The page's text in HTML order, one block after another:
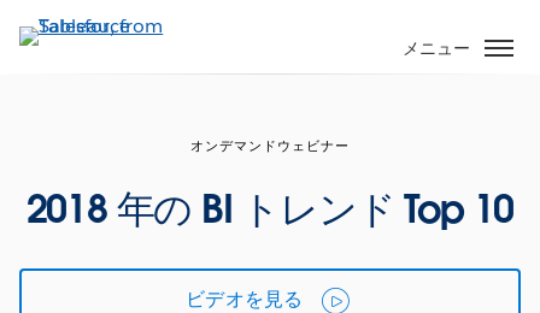
イ
移
メニュー
オンデマンドウェビナー
2018 年の BI トレンド Top 10
ビデオを見る